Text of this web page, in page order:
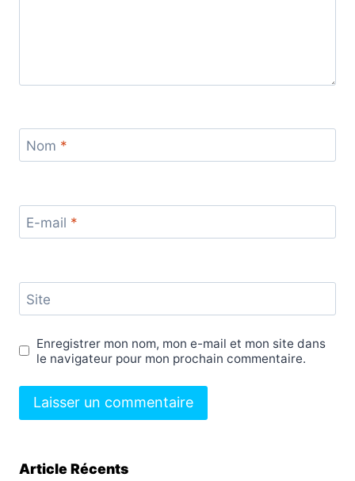
Nom *
E-mail *
Site
Enregistrer mon nom, mon e-mail et mon site dans
le navigateur pour mon prochain commentaire.
Article Récents